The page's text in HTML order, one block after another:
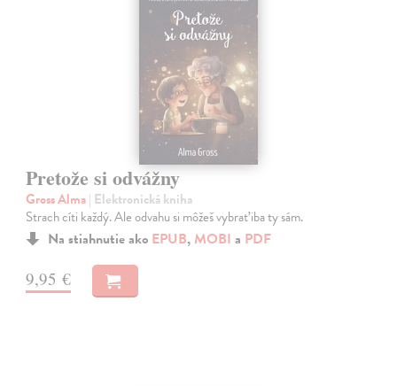
Pretože si odvážny
Gross Alma| Elektronická kniha
Strach cíti každý. Ale odvahu si môžeš vybrať iba ty sám.
Na stiahnutie ako EPUB, MOBI a PDF
9,95 €